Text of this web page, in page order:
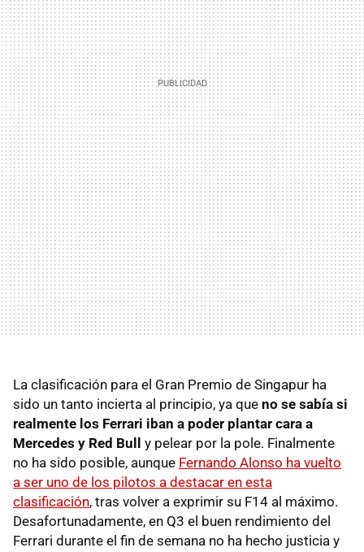
La clasificación para el Gran Premio de Singapur ha
sido un tanto incierta al principio, ya que no se sabía si
realmente los Ferrari iban a poder plantar cara a
Mercedes y Red Bull y pelear por la pole. Finalmente
no ha sido posible, aunque Fernando Alonso ha vuelto
a ser uno de los pilotos a destacar en esta
clasificación, tras volver a exprimir su F14 al máximo.
Desafortunadamente, en Q3 el buen rendimiento del
Ferrari durante el fin de semana no ha hecho justicia y